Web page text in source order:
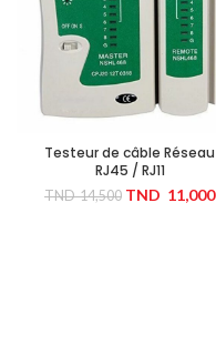
Testeur de câble Réseau
RJ45 / RJ11
TND14,500 TND 11,000